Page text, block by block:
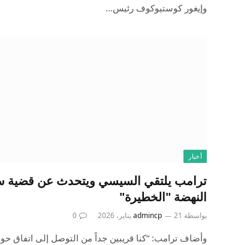
وإيغور كوستيوكوف رئيس…
أخبار
ترامب يلتقي السيسي ويتحدث عن قضية
النهضة "الخطيرة"
بواسطة admincp 21 يناير، 2026 0
وأضاف ترامب: “كنا قريبين جداً من التوصل إلى اتفاق